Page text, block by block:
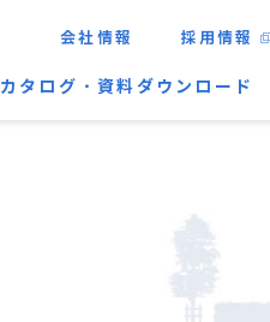
会社情報 採用情報
カタログ・資料ダウンロード